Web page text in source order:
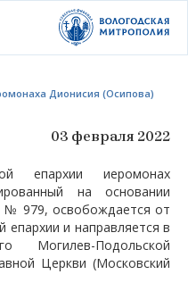
Дионисия (Осипова)
03 февраля 2022
епархии иеромонах
на основании
№ 979, освобождается от
епархии и направляется в
Могилев-Подольской
Церкви (Московский